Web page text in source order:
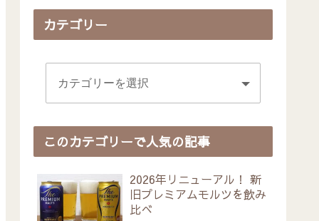
カテゴリー
このカテゴリーで人気の記事
2026年リニューアル！ 新
旧プレミアムモルツを飲み
比べ